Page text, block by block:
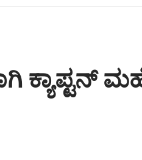
ಕ್ಯಾಪ್ಟನ್